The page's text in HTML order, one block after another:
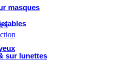
masques
sur lunettes